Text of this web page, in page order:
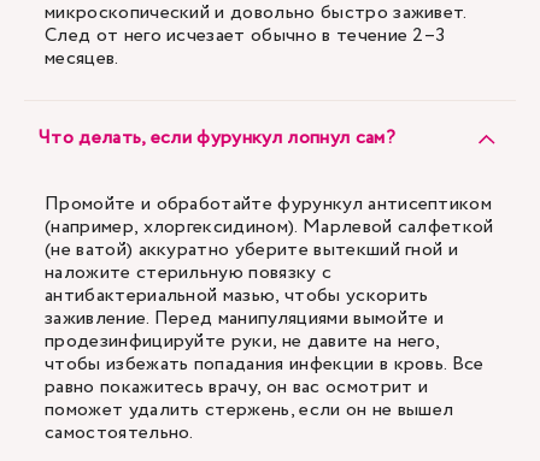
микроскопический и довольно быстро заживет.
След от него исчезает обычно в течение 2–3
месяцев.
Что делать, если фурункул лопнул сам?
Промойте и обработайте фурункул антисептиком
(например, хлоргексидином). Марлевой салфеткой
(не ватой) аккуратно уберите вытекший гной и
наложите стерильную повязку с
антибактериальной мазью, чтобы ускорить
заживление. Перед манипуляциями вымойте и
продезинфицируйте руки, не давите на него,
чтобы избежать попадания инфекции в кровь. Все
равно покажитесь врачу, он вас осмотрит и
поможет удалить стержень, если он не вышел
самостоятельно.